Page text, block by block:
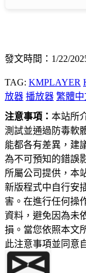
發文時間：1/22/
TAG: KMPLAYER
放器 播放器 繁體
注意事項： 本站所
測試並通過防毒軟
能都各有差異，建
為不可預知的錯誤
所屬公司提供，本
新版程式中自行安
害。在進行任何操
資料，避免因為未
損。當您依照本文
此注意事項並同意